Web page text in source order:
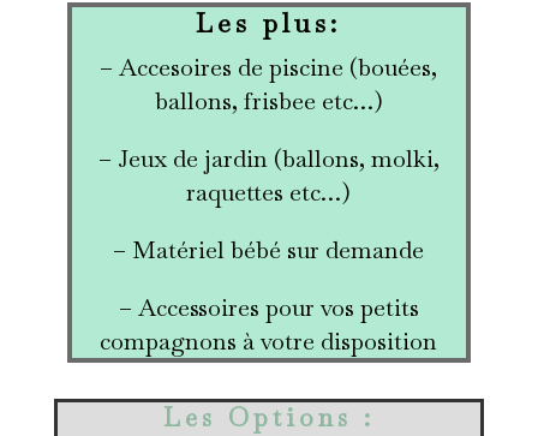
Les plus:
– Accesoires de piscine (bouées,
ballons, frisbee etc…)
– Jeux de jardin (ballons, molki,
raquettes etc…)
– Matériel bébé sur demande
– Accessoires pour vos petits
compagnons à votre disposition
Les Options :